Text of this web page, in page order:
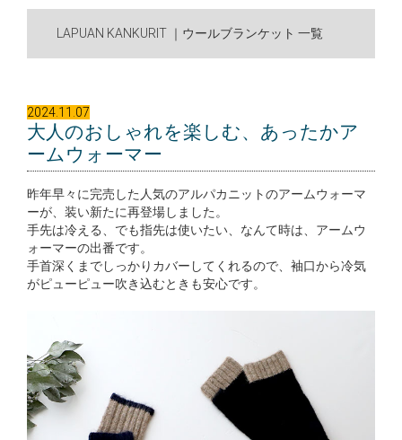
LAPUAN KANKURIT ｜ウールブランケット 一覧
2024.11.07
大人のおしゃれを楽しむ、あったかア
ームウォーマー
昨年早々に完売した人気のアルパカニットのアームウォーマ
ーが、装い新たに再登場しました。
手先は冷える、でも指先は使いたい、なんて時は、アームウ
ォーマーの出番です。
手首深くまでしっかりカバーしてくれるので、袖口から冷気
がピューピュー吹き込むときも安心です。